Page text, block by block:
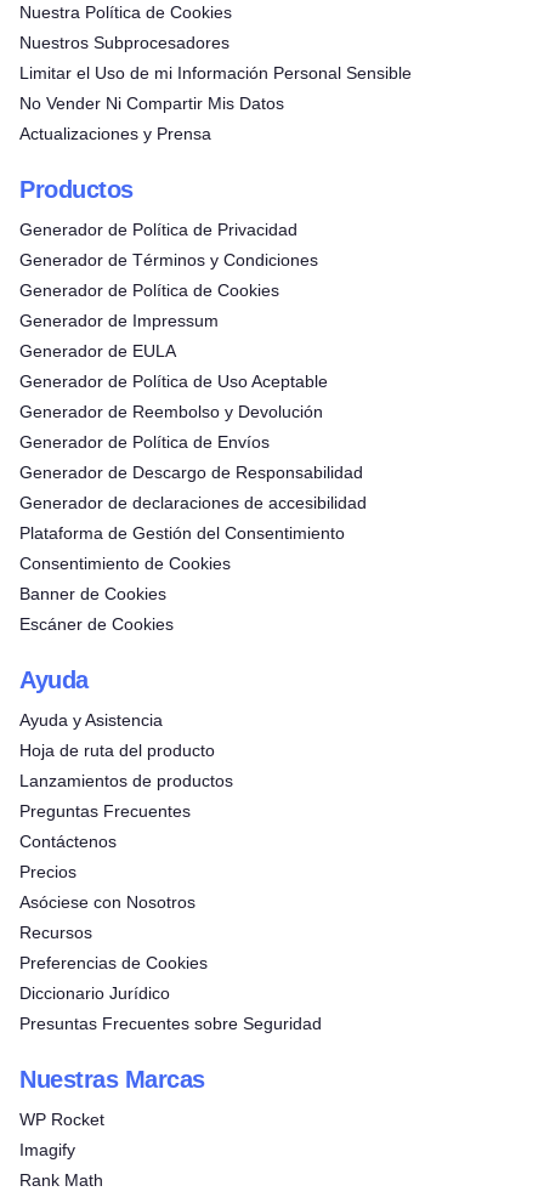
Nuestra Política de Cookies
Nuestros Subprocesadores
Limitar el Uso de mi Información Personal Sensible
No Vender Ni Compartir Mis Datos
Actualizaciones y Prensa
Productos
Generador de Política de Privacidad
Generador de Términos y Condiciones
Generador de Política de Cookies
Generador de Impressum
Generador de EULA
Generador de Política de Uso Aceptable
Generador de Reembolso y Devolución
Generador de Política de Envíos
Generador de Descargo de Responsabilidad
Generador de declaraciones de accesibilidad
Plataforma de Gestión del Consentimiento
Consentimiento de Cookies
Banner de Cookies
Escáner de Cookies
Ayuda
Ayuda y Asistencia
Hoja de ruta del producto
Lanzamientos de productos
Preguntas Frecuentes
Contáctenos
Precios
Asóciese con Nosotros
Recursos
Preferencias de Cookies
Diccionario Jurídico
Presuntas Frecuentes sobre Seguridad
Nuestras Marcas
WP Rocket
Imagify
Rank Math